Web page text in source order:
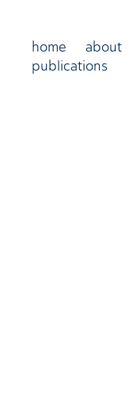
home about
publications